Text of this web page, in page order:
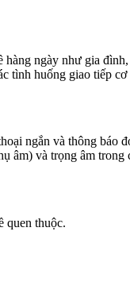
ngày như gia
tình huống giao tiếp cơ
ngắn và thông báo
âm) và trọng âm trong
quen thuộc.